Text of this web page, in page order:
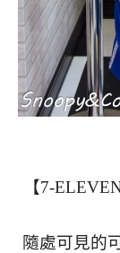
【7-
隨處可見的